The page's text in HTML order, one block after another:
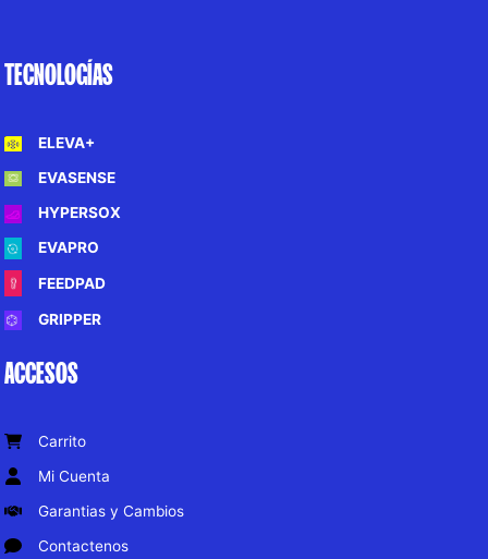
TECNOLOGÍAS
ELEVA+
EVASENSE
HYPERSOX
EVAPRO
FEEDPAD
GRIPPER
ACCESOS
Carrito
Mi Cuenta
Garantias y Cambios
Contactenos